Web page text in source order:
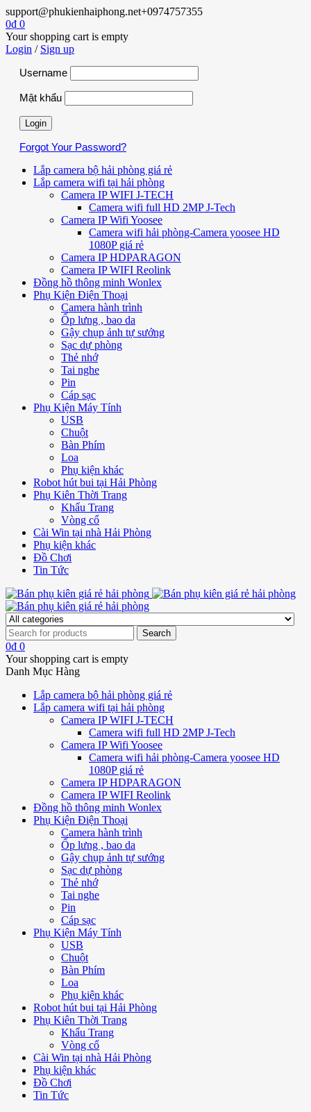
support@phukienhaiphong.net+0974757355
0₫ 0
Your shopping cart is empty
Login / Sign up
Username
Mật khẩu
Forgot Your Password?
Lắp camera bộ hải phòng giá rẻ
Lắp camera wifi tại hải phòng
Camera IP WIFI J-TECH
Camera wifi full HD 2MP J-Tech
Camera IP Wifi Yoosee
Camera wifi hải phòng-Camera yoosee HD
1080P giá rẻ
Camera IP HDPARAGON
Camera IP WIFI Reolink
Đồng hồ thông minh Wonlex
Phụ Kiện Điện Thoại
Camera hành trình
Ốp lưng , bao da
Gậy chụp ảnh tự sướng
Sạc dự phòng
Thẻ nhớ
Tai nghe
Pin
Cáp sạc
Phụ Kiện Máy Tính
USB
Chuột
Bàn Phím
Loa
Phụ kiện khác
Robot hút bui tại Hải Phòng
Phụ Kiên Thời Trang
Khẩu Trang
Vòng cổ
Cài Win tại nhà Hải Phòng
Phụ kiện khác
Đồ Chơi
Tin Tức
0₫ 0
Your shopping cart is empty
Danh Mục Hàng
Lắp camera bộ hải phòng giá rẻ
Lắp camera wifi tại hải phòng
Camera IP WIFI J-TECH
Camera wifi full HD 2MP J-Tech
Camera IP Wifi Yoosee
Camera wifi hải phòng-Camera yoosee HD
1080P giá rẻ
Camera IP HDPARAGON
Camera IP WIFI Reolink
Đồng hồ thông minh Wonlex
Phụ Kiện Điện Thoại
Camera hành trình
Ốp lưng , bao da
Gậy chụp ảnh tự sướng
Sạc dự phòng
Thẻ nhớ
Tai nghe
Pin
Cáp sạc
Phụ Kiện Máy Tính
USB
Chuột
Bàn Phím
Loa
Phụ kiện khác
Robot hút bui tại Hải Phòng
Phụ Kiên Thời Trang
Khẩu Trang
Vòng cổ
Cài Win tại nhà Hải Phòng
Phụ kiện khác
Đồ Chơi
Tin Tức